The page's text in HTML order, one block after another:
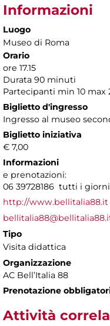
Informazioni
Luogo
Museo di Roma
Orario
ore 17.15
Durata 90 minuti
Partecipanti min 10 max
Biglietto d'ingresso
Ingresso al museo
Biglietto iniziativa
€ 7,00
Informazioni
e prenotazioni:
06 39728186 tutti i giorni
http://www.bellitalia88.it
Tipo
Visita didattica
Organizzazione
AC Bell’Italia 88
Prenotazione
Attività